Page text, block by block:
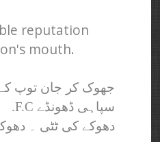
reputation
mouth.
جھوک کر جان توپ کے
سپاہی ڈھونڈے F.C.
دھوکے کی ٹٹی ۔